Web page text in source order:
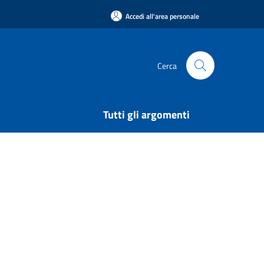
Accedi all'area personale
Cerca
Tutti gli argomenti